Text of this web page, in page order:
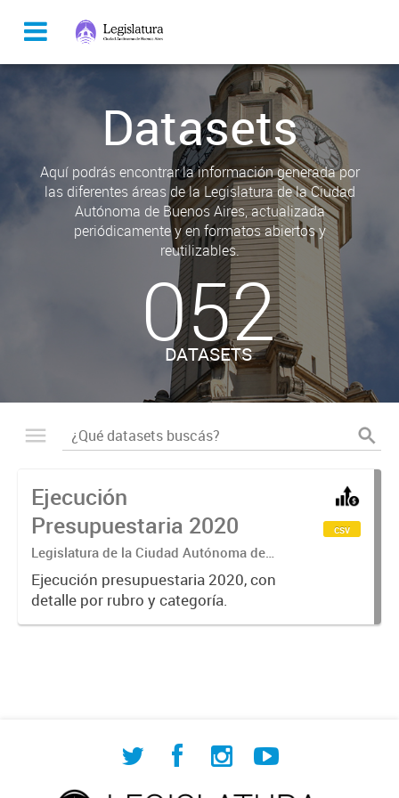
Datasets
Aquí podrás encontrar la información generada por
las diferentes áreas de la Legislatura de la Ciudad
Autónoma de Buenos Aires, actualizada
periódicamente y en formatos abiertos y
reutilizables.
052
DATASETS
Ejecución
Presupuestaria 2020
Legislatura de la Ciudad Autónoma de
Buenos Aires
Ejecución presupuestaria 2020, con
detalle por rubro y categoría.
csv